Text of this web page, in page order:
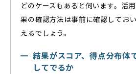
どのケースもあると伺います。活
果の確認方法は事前に確認してお
えるでしょう。
結果がスコア、得点分布体
してでるか